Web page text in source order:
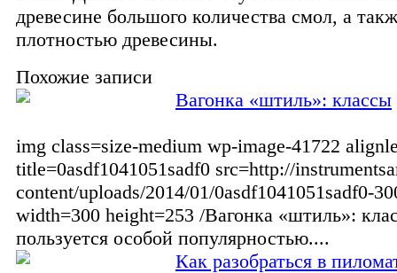
древесине большого количества смол, а
плотностью древесины.
Похожие записи
Вагонка «штиль»: классы
img class=size-medium wp-image-41722
title=0asdf1041051sadf0 src=http://
content/uploads/2014/01/0asdf1041051sadf0-
width=300 height=253 /Вагонка «штиль»:
пользуется особой популярностью....
Как разобраться в